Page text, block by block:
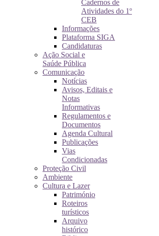
Cadernos de
Atividades do 1º
CEB
Informações
Plataforma SIGA
Candidaturas
Ação Social e
Saúde Pública
Comunicação
Notícias
Avisos, Editais e
Notas
Informativas
Regulamentos e
Documentos
Agenda Cultural
Publicações
Vias
Condicionadas
Proteção Civil
Ambiente
Cultura e Lazer
Património
Roteiros
turísticos
Arquivo
histórico